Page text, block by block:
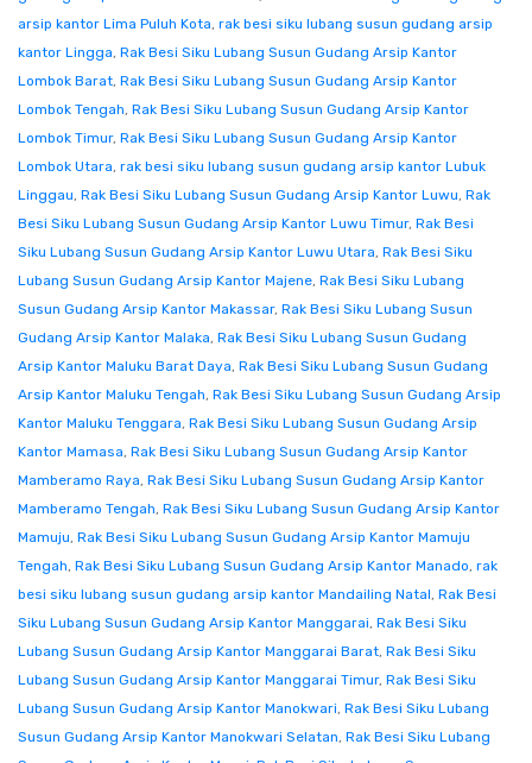
arsip kantor Lima Puluh Kota, rak besi siku lubang susun gudang arsip
kantor Lingga, Rak Besi Siku Lubang Susun Gudang Arsip Kantor
Lombok Barat, Rak Besi Siku Lubang Susun Gudang Arsip Kantor
Lombok Tengah, Rak Besi Siku Lubang Susun Gudang Arsip Kantor
Lombok Timur, Rak Besi Siku Lubang Susun Gudang Arsip Kantor
Lombok Utara, rak besi siku lubang susun gudang arsip kantor Lubuk
Linggau, Rak Besi Siku Lubang Susun Gudang Arsip Kantor Luwu, Rak
Besi Siku Lubang Susun Gudang Arsip Kantor Luwu Timur, Rak Besi
Siku Lubang Susun Gudang Arsip Kantor Luwu Utara, Rak Besi Siku
Lubang Susun Gudang Arsip Kantor Majene, Rak Besi Siku Lubang
Susun Gudang Arsip Kantor Makassar, Rak Besi Siku Lubang Susun
Gudang Arsip Kantor Malaka, Rak Besi Siku Lubang Susun Gudang
Arsip Kantor Maluku Barat Daya, Rak Besi Siku Lubang Susun Gudang
Arsip Kantor Maluku Tengah, Rak Besi Siku Lubang Susun Gudang Arsip
Kantor Maluku Tenggara, Rak Besi Siku Lubang Susun Gudang Arsip
Kantor Mamasa, Rak Besi Siku Lubang Susun Gudang Arsip Kantor
Mamberamo Raya, Rak Besi Siku Lubang Susun Gudang Arsip Kantor
Mamberamo Tengah, Rak Besi Siku Lubang Susun Gudang Arsip Kantor
Mamuju, Rak Besi Siku Lubang Susun Gudang Arsip Kantor Mamuju
Tengah, Rak Besi Siku Lubang Susun Gudang Arsip Kantor Manado, rak
besi siku lubang susun gudang arsip kantor Mandailing Natal, Rak Besi
Siku Lubang Susun Gudang Arsip Kantor Manggarai, Rak Besi Siku
Lubang Susun Gudang Arsip Kantor Manggarai Barat, Rak Besi Siku
Lubang Susun Gudang Arsip Kantor Manggarai Timur, Rak Besi Siku
Lubang Susun Gudang Arsip Kantor Manokwari, Rak Besi Siku Lubang
Susun Gudang Arsip Kantor Manokwari Selatan, Rak Besi Siku Lubang